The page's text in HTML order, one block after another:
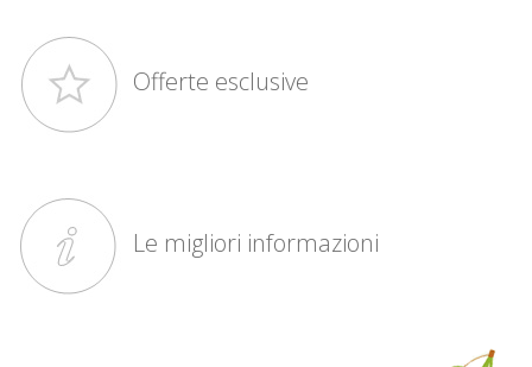
Offerte esclusive
Le migliori informazioni